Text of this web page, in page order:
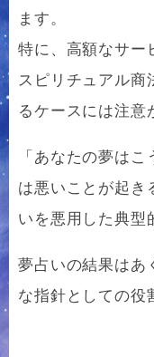
ます。
特に、高額なサー
スピリチュアル商
るケースには注意
「あなたの夢は
は悪いことが起き
いを悪用した典型
夢占いの結果はあ
な指針としての役